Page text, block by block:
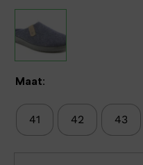
Maat:
41 42 43